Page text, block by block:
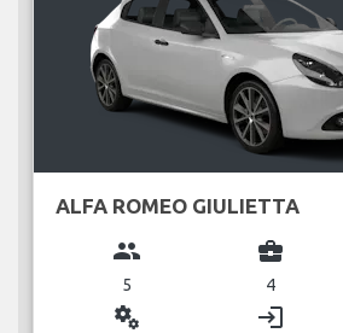
ALFA ROMEO GIULIETTA
group
5
business_center
4
miscellaneous_services login